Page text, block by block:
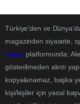
Türkiye'den ve
magazinden siyasete,
Haberplatformunda;
gösterilmeden alıntı
kopyalanamaz, başka
kişi/kişiler için yasal